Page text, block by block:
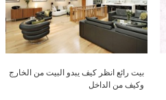
بيت رائع انظر كيف يبدو البيت من الخارج
وكيف من الداخل